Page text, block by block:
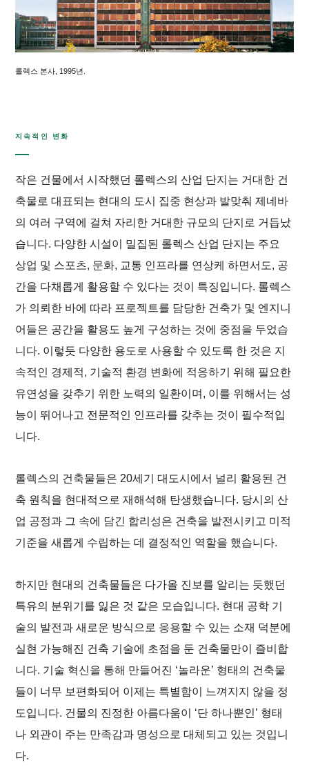
롤렉스 본사, 1995년.
지속적인 변화
작은 건물에서 시작했던 롤렉스의 산업 단지는 거대한 건
축물로 대표되는 현대의 도시 집중 현상과 발맞춰 제네바
의 여러 구역에 걸쳐 자리한 거대한 규모의 단지로 거듭났
습니다. 다양한 시설이 밀집된 롤렉스 산업 단지는 주요
상업 및 스포츠, 문화, 교통 인프라를 연상케 하면서도, 공
간을 다채롭게 활용할 수 있다는 것이 특징입니다. 롤렉스
가 의뢰한 바에 따라 프로젝트를 담당한 건축가 및 엔지니
어들은 공간을 활용도 높게 구성하는 것에 중점을 두었습
니다. 이렇듯 다양한 용도로 사용할 수 있도록 한 것은 지
속적인 경제적, 기술적 환경 변화에 적응하기 위해 필요한
유연성을 갖추기 위한 노력의 일환이며, 이를 위해서는 성
능이 뛰어나고 전문적인 인프라를 갖추는 것이 필수적입
니다.
롤렉스의 건축물들은 20세기 대도시에서 널리 활용된 건
축 원칙을 현대적으로 재해석해 탄생했습니다. 당시의 산
업 공정과 그 속에 담긴 합리성은 건축을 발전시키고 미적
기준을 새롭게 수립하는 데 결정적인 역할을 했습니다.
하지만 현대의 건축물들은 다가올 진보를 알리는 듯했던
특유의 분위기를 잃은 것 같은 모습입니다. 현대 공학 기
술의 발전과 새로운 방식으로 응용할 수 있는 소재 덕분에
실현 가능해진 건축 기술에 초점을 둔 건축물만이 즐비합
니다. 기술 혁신을 통해 만들어진 ‘놀라운’ 형태의 건축물
들이 너무 보편화되어 이제는 특별함이 느껴지지 않을 정
도입니다. 건물의 진정한 아름다움이 ‘단 하나뿐인’ 형태
나 외관이 주는 만족감과 명성으로 대체되고 있는 것입니
다.